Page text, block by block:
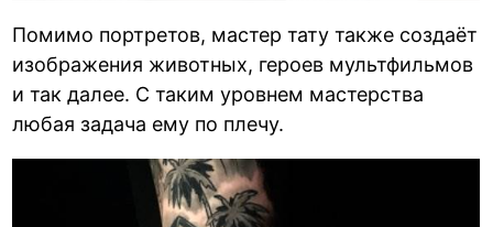
Помимо портретов, мастер тату также создаёт
изображения животных, героев мультфильмов
и так далее. С таким уровнем мастерства
любая задача ему по плечу.